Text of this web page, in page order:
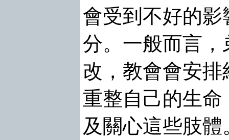
會受到不好的
分。一般而言
改，教會會安
重整自己的生
及關心這些肢